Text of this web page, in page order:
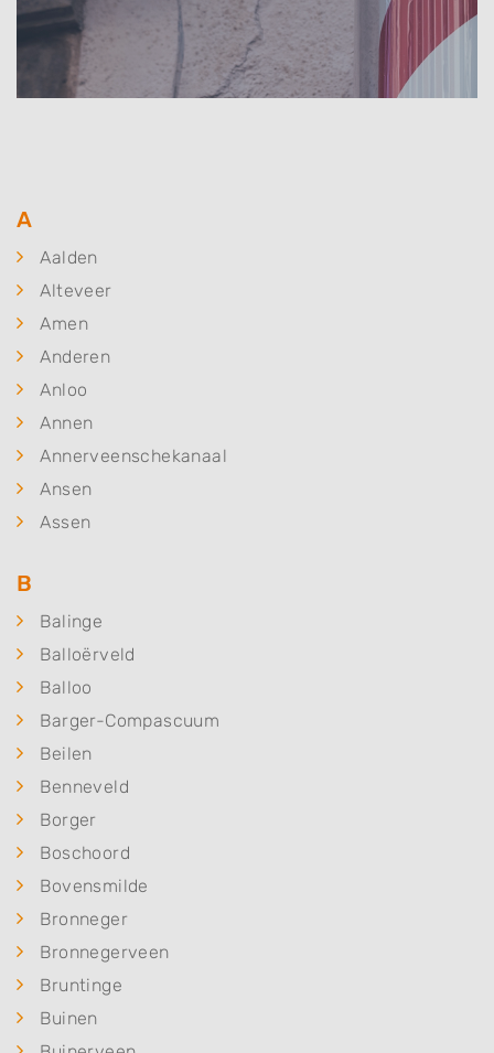
A
Aalden
Alteveer
Amen
Anderen
Anloo
Annen
Annerveenschekanaal
Ansen
Assen
B
Balinge
Balloërveld
Balloo
Barger-Compascuum
Beilen
Benneveld
Borger
Boschoord
Bovensmilde
Bronneger
Bronnegerveen
Bruntinge
Buinen